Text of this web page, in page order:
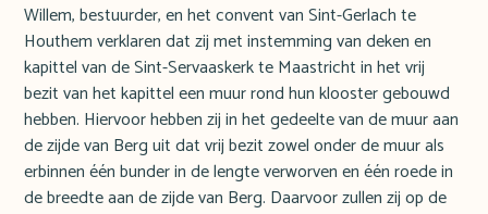
Willem, bestuurder, en het convent van Sint-Gerlach te
Houthem verklaren dat zij met instemming van deken en
kapittel van de Sint-Servaaskerk te Maastricht in het vrij
bezit van het kapittel een muur rond hun klooster gebouwd
hebben. Hiervoor hebben zij in het gedeelte van de muur aan
de zijde van Berg uit dat vrij bezit zowel onder de muur als
erbinnen één bunder in de lengte verworven en één roede in
de breedte aan de zijde van Berg. Daarvoor zullen zij op de